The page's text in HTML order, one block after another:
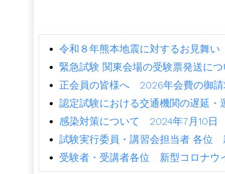
令和８年熊本地震に対するお見舞
緊急試験 関東会場の受験票発送に
正会員の皆様へ 2026年会費の御
認定試験における交通機関の遅延
感染対策について 2024年7月10日
試験実行委員・講習会担当者 各位
受験者・受講者各位 新型コロナウ